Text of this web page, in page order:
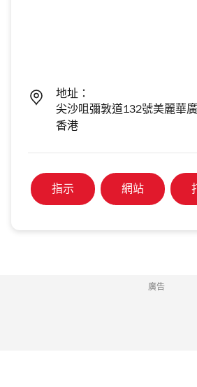
地址：
尖沙咀彌敦道132號美麗華
香港
指示 網站
廣告